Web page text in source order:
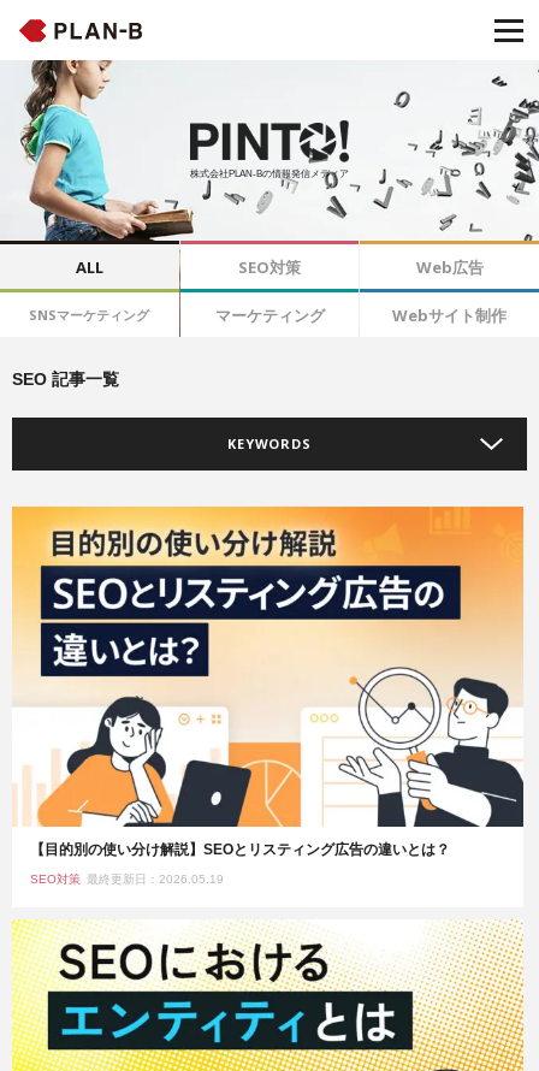
株式会社PLAN-Bの情報発信メディア
ALL SEO対策 Web広告
SNSマーケティング マーケティング Webサイト制作
SEO 記事一覧
KEYWORDS
【目的別の使い分け解説】SEOとリスティング広告の違いとは？
SEO対策 最終更新日：2026.05.19